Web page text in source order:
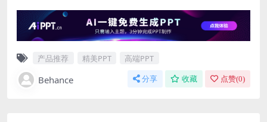
产品推荐 精美PPT 高端PPT
Behance 分享 收藏 点赞(0)